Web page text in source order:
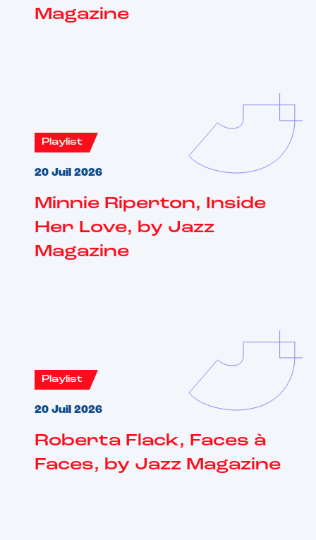
Magazine
Playlist
20 Juil 2026
Minnie Riperton, Inside
Her Love, by Jazz
Magazine
Playlist
20 Juil 2026
Roberta Flack, Faces à
Faces, by Jazz Magazine